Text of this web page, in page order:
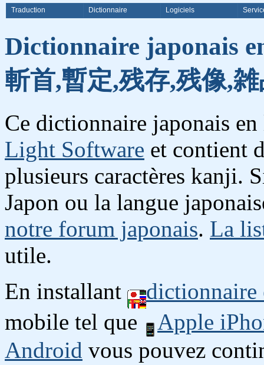
Traduction Dictionnaire Logiciels
Dictionnaire japonais
斬首,暫定,残存,残像,
Ce dictionnaire japonais
Light Software et contient
plusieurs caractères kanji.
Japon ou la langue
notre forum japonais. La
utile.
En installant
mobile tel que
Apple
Android vous pouvez